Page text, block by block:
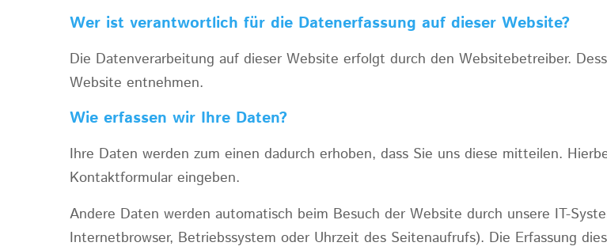
Wer ist verantwortlich für die Datenerfassung auf dieser Website?
Die Datenverarbeitung auf dieser Website erfolgt durch den Websitebetreiber.
Website entnehmen.
Wie erfassen wir Ihre Daten?
Ihre Daten werden zum einen dadurch erhoben, dass Sie uns diese mitteilen.
Kontaktformular eingeben.
Andere Daten werden automatisch beim Besuch der Website durch unsere IT-
Internetbrowser, Betriebssystem oder Uhrzeit des Seitenaufrufs). Die Erfassung